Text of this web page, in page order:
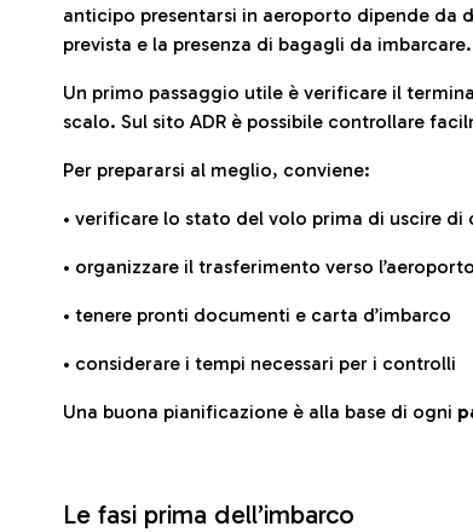
anticipo presentarsi in aeroporto dipende da
prevista e la presenza di bagagli da imbarcare.
Un primo passaggio utile è verificare il
scalo. Sul sito ADR è possibile controllare
Per prepararsi al meglio, conviene:
• verificare lo stato del volo prima di uscire di
• organizzare il trasferimento verso
• tenere pronti documenti e carta d’imbarco
• considerare i tempi necessari per i controlli
Una buona pianificazione è alla base di ogni
Le fasi prima dell’imbarco